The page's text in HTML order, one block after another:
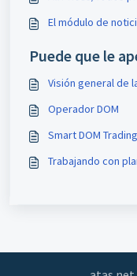
El módulo de
Puede que le
Visión general de
Operador DOM
Smart DOM
Trabajando con